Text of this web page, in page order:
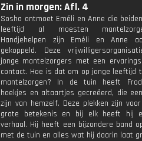
Zin in morgen: Afl. 4
Sosha ontmoet Eméli en Anne die
leeftijd al moesten
Handjehelpen zijn Eméli en Anne
gekoppeld. Deze
jonge mantelzorgers met een
contact. Hoe is dat om op jonge leeftijd
mantelzorgen? In de tuin heeft
hoekjes en altaartjes gecreëerd, die
zijn van hemzelf. Deze plekken zijn
grote betekenis en bij elk heeft hij
verhaal. Hij heeft een bijzondere band
met de tuin en alles wat hij daarin laat